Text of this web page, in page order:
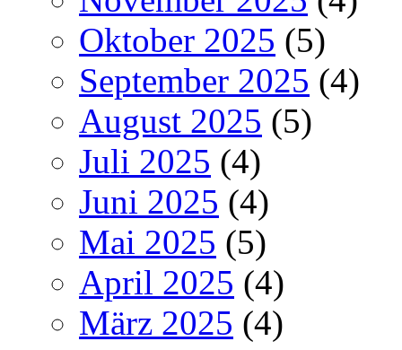
Oktober 2025 (5)
September 2025 (4)
August 2025 (5)
Juli 2025 (4)
Juni 2025 (4)
Mai 2025 (5)
April 2025 (4)
März 2025 (4)